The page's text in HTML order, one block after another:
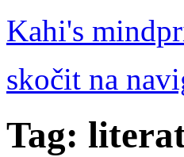
Kahi's
skočit na
Tag: